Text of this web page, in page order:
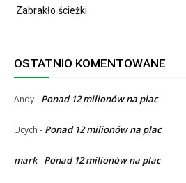
Zabrakło ścieżki
OSTATNIO KOMENTOWANE
Andy- Ponad 12 milionów na plac
Ucych - Ponad 12 milionów na plac
mark- Ponad 12 milionów na plac